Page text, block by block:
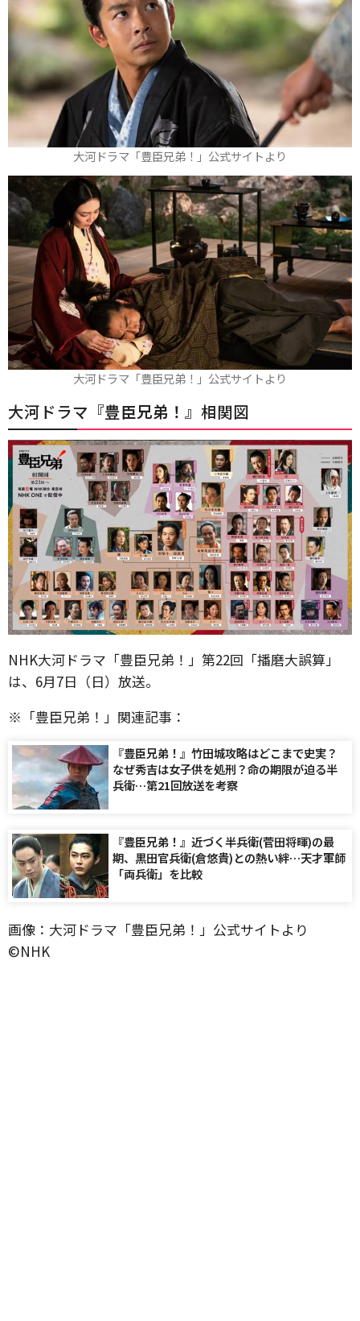
大河ドラマ「豊臣兄弟！」公式サイトより
大河ドラマ「豊臣兄弟！」公式サイトより
大河ドラマ『豊臣兄弟！ 』相関図
NHK大河ドラマ「豊臣兄弟！」第22回「播磨大誤算」
は、6月7日（日）放送。
※「豊臣兄弟！」関連記事：
『豊臣兄弟！』竹田城攻略はどこまで史実？
なぜ秀吉は女子供を処刑？命の期限が迫る半
兵衛…第21回放送を考察
『豊臣兄弟！』近づく半兵衛(菅田将暉)の最
期、黒田官兵衛(倉悠貴)との熱い絆…天才軍師
「両兵衛」を比較
画像：大河ドラマ「豊臣兄弟！」公式サイトより
©️NHK